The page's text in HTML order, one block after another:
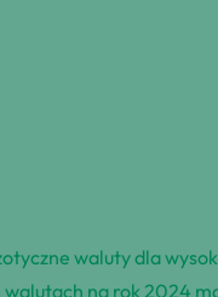
waluty dla
na rok 2024